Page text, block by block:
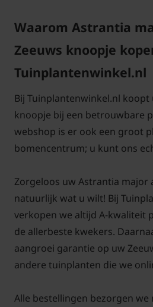
plant. De plant sterft in de
maar in het vroege voor jaar
frisgroen blad uit te lopen.
Kan Astrantia major
Echt in de schaduw vindt
beste standplaats voor
halfschaduw. Vrijwel iedere
plant. Een voedzame bodem
Het is belangrijk dat de grond
zeker in de warme zomers
Waarom Astrantia
Zeeuws knoopje
Tuinplantenwinkel.nl
Bij Tuinplantenwinkel.nl koopt
knoopje bij een betrouwbare
webshop is er ook een groot
bomencentrum; u kunt ons
Zorgeloos uw Astrantia major
natuurlijk wat u wilt! Bij
verkopen we altijd A-kwaliteit
de allerbeste kwekers.
aangroei garantie op uw
andere tuinplanten die we
Alle bestellingen bezorgen we